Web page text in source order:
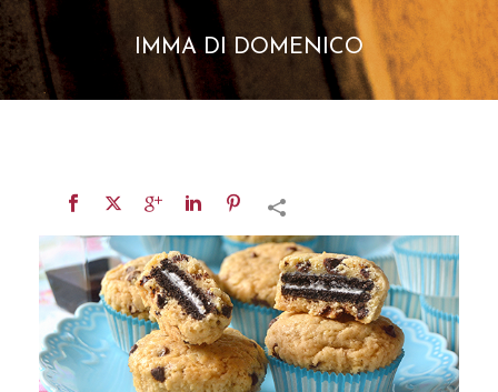
IMMA DI DOMENICO